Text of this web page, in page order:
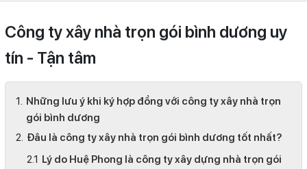
Công ty xây nhà trọn gói bình dương uy
tín - Tận tâm
Những lưu ý khi ký hợp đồng với công ty xây nhà trọn
gói bình dương
Đâu là công ty xây nhà trọn gói bình dương tốt nhất?
Lý do Huệ Phong là công ty xây dựng nhà trọn gói